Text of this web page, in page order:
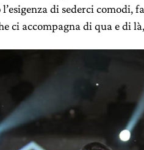
di sederci comodi,
ci accompagna di qua e di